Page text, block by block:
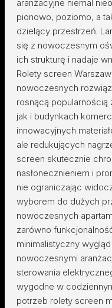
aranżacyjne niemal
pionowo, poziomo, a
dzielący przestrzeń.
się z nowoczesnym
ich strukturę i nadaje
Rolety screen
nowoczesnych
rosnącą
jak i budynkach
innowacyjnych
ale redukujących
screen skutecznie
nasłonecznieniem i
nie ograniczając
wyborem do dużych
nowoczesnych
zarówno
minimalistyczny
nowoczesnymi
sterowania
wygodne w
potrzeb rolety screen